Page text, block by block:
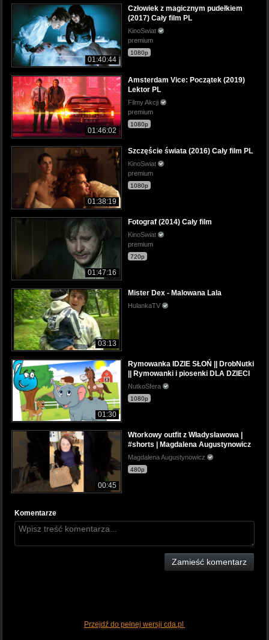
01:40:44
Człowiek z magicznym pudełkiem
(2017) Cały film PL
KinoSwiat
premium
1080p
01:46:02
Amsterdam Vice: Początek (2019)
Lektor PL
Filmy Akcji
premium
1080p
01:38:19
Szczęście świata (2016) Cały film PL
KinoSwiat
premium
1080p
01:47:16
Fotograf (2014) Cały film
KinoSwiat
premium
720p
03:13
Mister Dex - Malowana Lala
HulankaTV
01:30
Rymowanka IDZIE SŁOŃ || DrobNutki
|| Rymowanki i piosenki DLA DZIECI
NutkoSfera
1080p
00:45
Wtorkowy outfit z Władysławowa |
#shorts | Magdalena Augustynowicz
Magdalena Augustynowicz
480p
Komentarze
Zamieść komentarz
Przejdź do pełnej wersji cda.pl